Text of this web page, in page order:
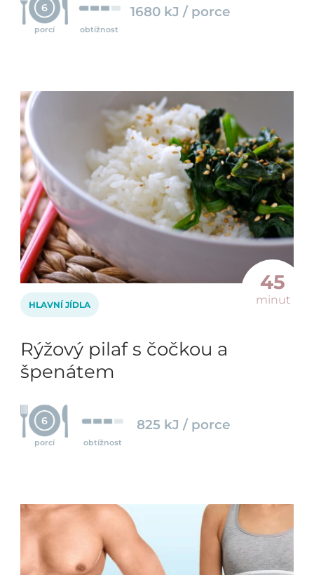
6
porcí obtížnost
1680 kJ / porce
45
minut
HLAVNÍ JÍDLA
Rýžový pilaf s čočkou a
špenátem
6
porcí obtížnost
825 kJ / porce